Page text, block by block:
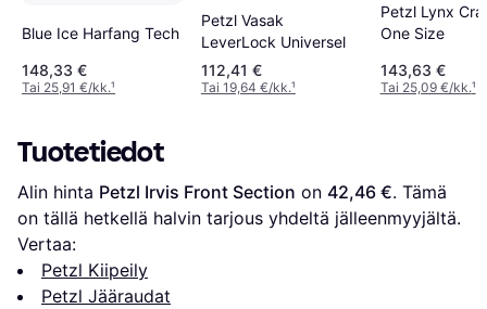
Blue Ice Harfang Tech
148,33 €
Tai 25,91 €/kk.¹
Petzl Vasak
LeverLock Universel
112,41 €
Tai 19,64 €/kk.¹
Petzl Lynx
One Size
143,63 €
Tai 25,09 €/kk.¹
Tuotetiedot
Alin hinta Petzl Irvis Front Section on 42,46 €. Tämä
on tällä hetkellä halvin tarjous yhdeltä jälleenmyyjältä.
Vertaa:
Petzl Kiipeily
Petzl Jääraudat